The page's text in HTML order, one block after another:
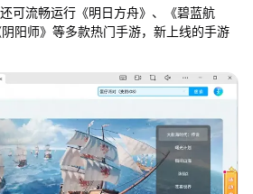
可流畅运行《明日方舟》、《碧蓝航
阳师》等多款热门手游，新上线的手游